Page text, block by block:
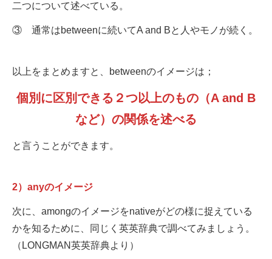
二つについて述べている。
③ 通常はbetweenに続いてA and Bと人やモノが続く。
以上をまとめますと、betweenのイメージは；
個別に区別できる２つ以上のもの（A and B
など）の関係を述べる
と言うことができます。
2）anyのイメージ
次に、amongのイメージをnativeがどの様に捉えている
かを知るために、同じく英英辞典で調べてみましょう。
（LONGMAN英英辞典より）